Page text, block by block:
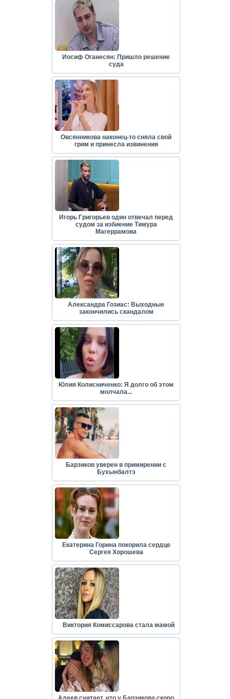
Иосиф Оганесян: Пришло решение
суда
Овсянникова наконец-то сняла свой
грим и принесла извинения
Игорь Григорьев один отвечал перед
судом за избиение Тимура
Магеррамова
Александра Гозиас: Выходные
закончились скандалом
Юлия Колисниченко: Я долго об этом
молчала...
Барзиков уверен в примирении с
Бухынбалтэ
Екатерина Горина покорила сердце
Сергея Хорошева
Виктория Комиссарова стала мамой